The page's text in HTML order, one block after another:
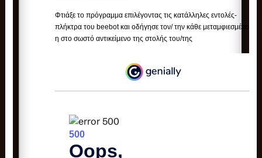
Φτιάξε το πρόγραμμα επιλέγοντας τις κατάλληλες εντολές-
πλήκτρα του beebot και οδήγησε τον/ την κάθε μεταμφιεσμένο/
η στο σωστό αντικείμενο της στολής του/της